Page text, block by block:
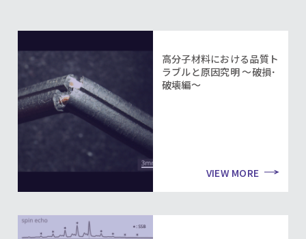
高分子材料における品質ト
ラブルと原因究明 ～破損･
破壊編～
VIEW MORE